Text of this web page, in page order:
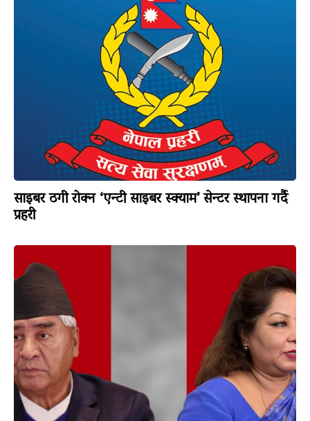
साइबर ठगी रोक्न ‘एन्टी साइबर स्क्याम’ सेन्टर स्थापना गर्दै
प्रहरी